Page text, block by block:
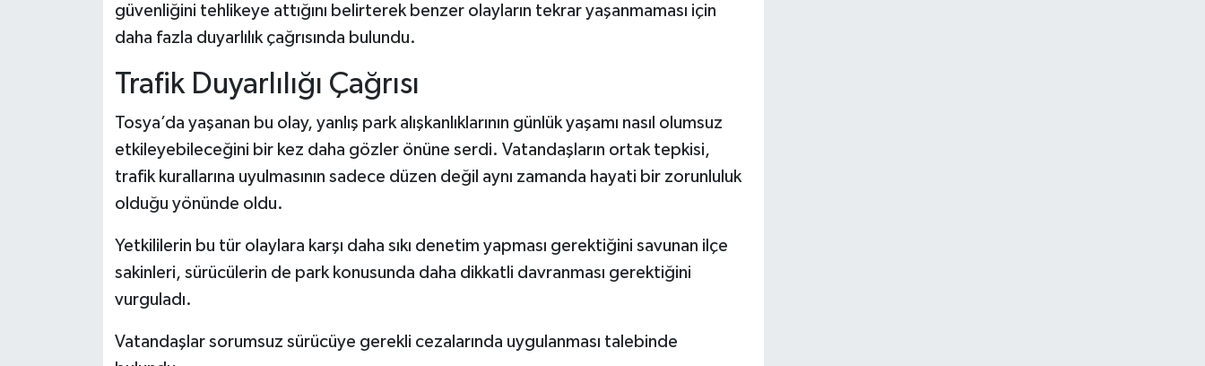
güvenliğini tehlikeye attığını belirterek benzer olayların tekrar yaşanmaması için
daha fazla duyarlılık çağrısında bulundu.
Trafik Duyarlılığı Çağrısı
Tosya’da yaşanan bu olay, yanlış park alışkanlıklarının günlük yaşamı nasıl olumsuz
etkileyebileceğini bir kez daha gözler önüne serdi. Vatandaşların ortak tepkisi,
trafik kurallarına uyulmasının sadece düzen değil aynı zamanda hayati bir zorunluluk
olduğu yönünde oldu.
Yetkililerin bu tür olaylara karşı daha sıkı denetim yapması gerektiğini savunan ilçe
sakinleri, sürücülerin de park konusunda daha dikkatli davranması gerektiğini
vurguladı.
Vatandaşlar sorumsuz sürücüye gerekli cezalarında uygulanması talebinde